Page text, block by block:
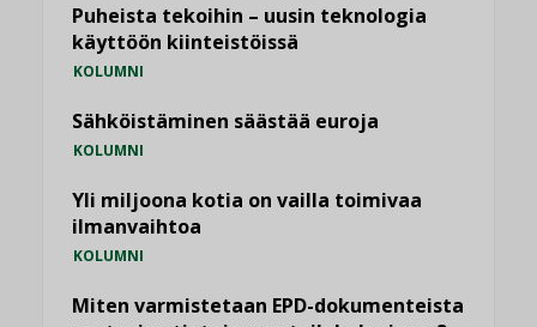
Puheista tekoihin – uusin teknologia
käyttöön kiinteistöissä
KOLUMNI
Sähköistäminen säästää euroja
KOLUMNI
Yli miljoona kotia on vailla toimivaa
ilmanvaihtoa
KOLUMNI
Miten varmistetaan EPD-dokumenteista